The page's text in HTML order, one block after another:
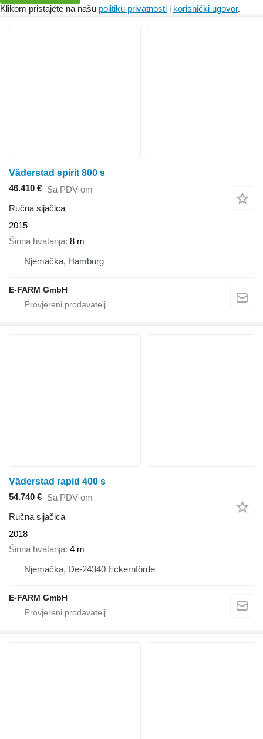
Klikom pristajete na našu politiku privatnosti i korisnički ugovor.
Väderstad spirit 800 s
46.410 € Sa PDV-om
Ručna sijačica
2015
Širina hvatanja 8 m
Njemačka, Hamburg
E-FARM GmbH
Väderstad rapid 400 s
54.740 € Sa PDV-om
Ručna sijačica
2018
Širina hvatanja 4 m
Njemačka, De-24340 Eckernförde
E-FARM GmbH